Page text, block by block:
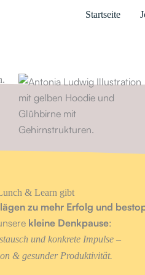
Startseite
& Learn gibt
zu mehr Erfolg und
kleine Denkpause:
und konkrete Impulse –
& gesunder Produktivität.